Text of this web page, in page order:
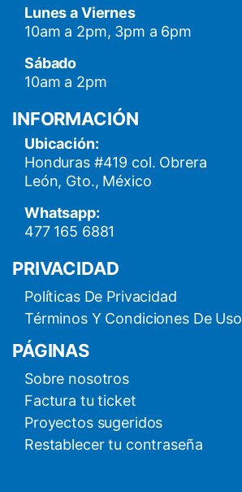
Lunes a Viernes
10am a 2pm, 3pm a 6pm
Sábado
10am a 2pm
INFORMACIÓN
Ubicación:
Honduras #419 col. Obrera
León, Gto., México
Whatsapp:
477 165 6881
PRIVACIDAD
Políticas De Privacidad
Términos Y Condiciones De Uso
PÁGINAS
Sobre nosotros
Factura tu ticket
Proyectos sugeridos
Restablecer tu contraseña